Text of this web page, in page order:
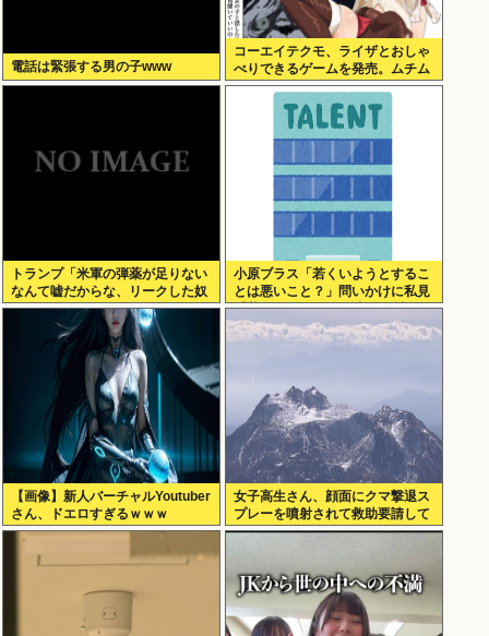
電話は緊張する男の子www
コーエイテクモ、ライザとおしゃ
べりできるゲームを発売。ムチム
チムワァ
トランプ「米軍の弾薬が足りない
なんて嘘だからな、リークした奴
は懲役刑だ！」
小原ブラス「若くいようとするこ
とは悪いこと？」問いかけに私見
「若作りして20代の土俵で戦おう
とし出すとクソ痛いヤツに…」
【画像】新人バーチャルYoutuber
さん、ドエロすぎるｗｗｗ
女子高生さん、顔面にクマ撃退ス
プレーを噴射されて救助要請して
しまう